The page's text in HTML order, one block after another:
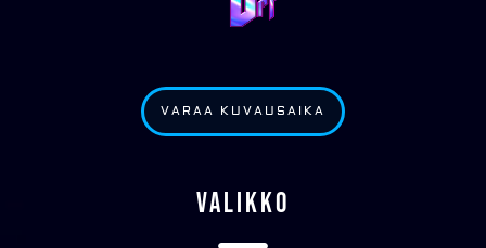
VARAA KUVAUSAIKA
VALIKKO